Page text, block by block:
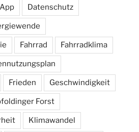
Datenschutz
Fahrrad Fahrradklima
Frieden Geschwindigkeit
Forst
Klimawandel